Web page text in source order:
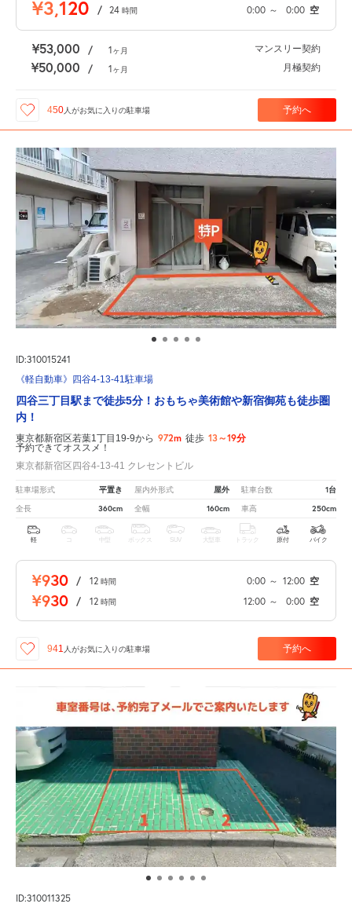
¥3,120 / 24 時間 0:00 ～ 0:00 空
¥53,000 / 1ヶ月 マンスリー契約
¥50,000 / 1ヶ月 月極契約
450人がお気に入りの駐車場 予約へ
ID:310015241
《軽自動車》四谷4-13-41駐車場
四谷三丁目駅まで徒歩5分！おもちゃ美術館や新宿御苑も徒歩圏
内！
東京都新宿区若葉1丁目19-9から 972m 徒歩 13～19分
予約できてオススメ！
東京都新宿区四谷4-13-41 クレセントビル
駐車場形式 平置き 屋内外形式 屋外 駐車台数 1台
全長 360cm 全幅 160cm 車高 250cm
軽 中型 ボックス SUV 大型車 トラック 原付 バイク
¥930 / 12 時間 0:00 ～ 12:00 空
¥930 / 12 時間 12:00 ～ 0:00 空
941 人がお気に入りの駐車場 予約へ
ID:310011325